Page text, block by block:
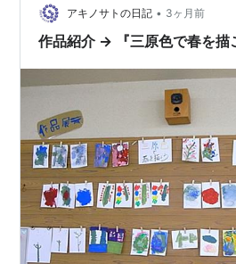
アキノサトの日記 • 3ヶ月前
作品紹介 → 『三原色で春を描